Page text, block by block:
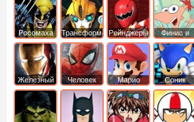
Росомаха ТрансформерыРейнджеры
Самураи
Финис и
Ферб
Железный
человек
Человек
Паук
Марио Соник